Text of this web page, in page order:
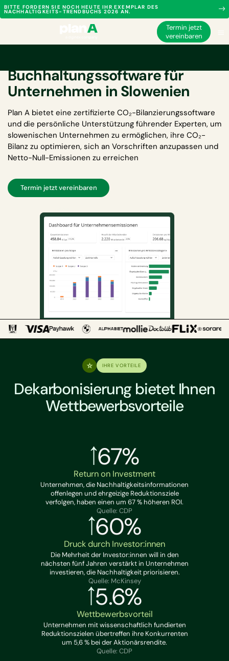
BITTE FORDERN SIE NOCH HEUTE IHR EXEMPLAR DES
NACHHALTIGKEITS-TRENDBUCHS 2026 AN.
Termin jetzt
vereinbaren
Buchhaltungssoftware für
Unternehmen in Slowenien
Plan A bietet eine zertifizierte CO₂-Bilanzierungssoftware
und die persönliche Unterstützung führender Experten, um
slowenischen Unternehmen zu ermöglichen, ihre CO₂-
Bilanz zu optimieren, sich an Vorschriften anzupassen und
Netto-Null-Emissionen zu erreichen
Termin jetzt vereinbaren
IHRE VORTEILE
Dekarbonisierung bietet Ihnen
Wettbewerbsvorteile
67%
Return on Investment
Unternehmen, die Nachhaltigkeitsinformationen
offenlegen und ehrgeizige Reduktionsziele
verfolgen, haben einen um 67 % höheren ROI.
Quelle: CDP
60%
Druck durch Investor:innen
Die Mehrheit der Investor:innen will in den
nächsten fünf Jahren verstärkt in Unternehmen
investieren, die Nachhaltigkeit priorisieren.
Quelle: McKinsey
5.6%
Wettbewerbsvorteil
Unternehmen mit wissenschaftlich fundierten
Reduktionszielen übertreffen ihre Konkurrenten
um 5,6 % bei der Aktionärsrendite.
Quelle: CDP